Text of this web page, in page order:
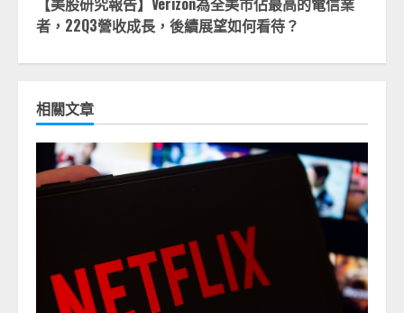
者，22Q3營收成長，後續展望如何看待？
相關文章